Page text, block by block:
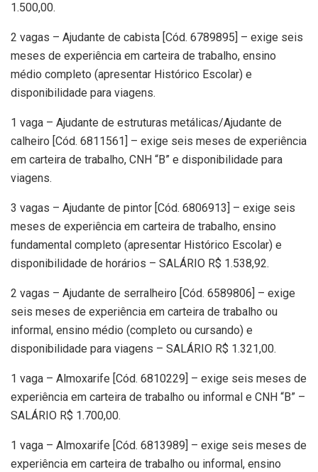
1.500,00.
2 vagas – Ajudante de cabista [Cód. 6789895] – exige seis
meses de experiência em carteira de trabalho, ensino
médio completo (apresentar Histórico Escolar) e
disponibilidade para viagens.
1 vaga – Ajudante de estruturas metálicas/Ajudante de
calheiro [Cód. 6811561] – exige seis meses de experiência
em carteira de trabalho, CNH “B” e disponibilidade para
viagens.
3 vagas – Ajudante de pintor [Cód. 6806913] – exige seis
meses de experiência em carteira de trabalho, ensino
fundamental completo (apresentar Histórico Escolar) e
disponibilidade de horários – SALÁRIO R$ 1.538,92.
2 vagas – Ajudante de serralheiro [Cód. 6589806] – exige
seis meses de experiência em carteira de trabalho ou
informal, ensino médio (completo ou cursando) e
disponibilidade para viagens – SALÁRIO R$ 1.321,00.
1 vaga – Almoxarife [Cód. 6810229] – exige seis meses de
experiência em carteira de trabalho ou informal e CNH “B” –
SALÁRIO R$ 1.700,00.
1 vaga – Almoxarife [Cód. 6813989] – exige seis meses de
experiência em carteira de trabalho ou informal, ensino